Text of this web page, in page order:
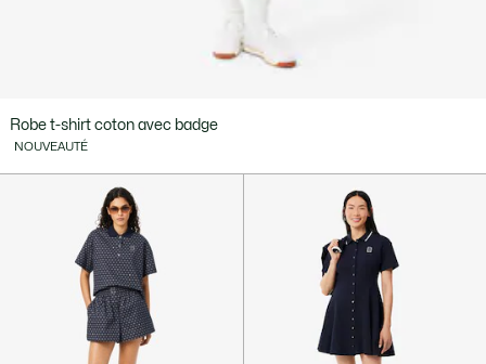
Robe t-shirt coton avec badge
NOUVEAUTÉ